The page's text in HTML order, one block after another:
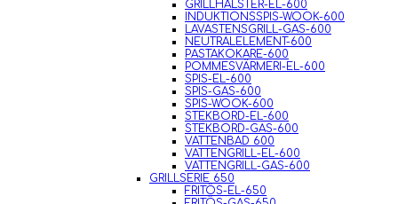
GRILLHALSTER-EL-600
INDUKTIONSSPIS-WOOK-600
LAVASTENSGRILL-GAS-600
NEUTRALELEMENT-600
PASTAKOKARE-600
POMMESVÄRMERI-EL-600
SPIS-EL-600
SPIS-GAS-600
SPIS-WOOK-600
STEKBORD-EL-600
STEKBORD-GAS-600
VATTENBAD 600
VATTENGRILL-EL-600
VATTENGRILL-GAS-600
GRILLSERIE 650
FRITÖS-EL-650